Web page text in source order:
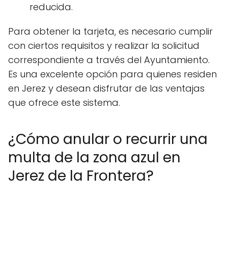
reducida.
Para obtener la tarjeta, es necesario cumplir
con ciertos requisitos y realizar la solicitud
correspondiente a través del Ayuntamiento.
Es una excelente opción para quienes residen
en Jerez y desean disfrutar de las ventajas
que ofrece este sistema.
¿Cómo anular o recurrir una
multa de la zona azul en
Jerez de la Frontera?